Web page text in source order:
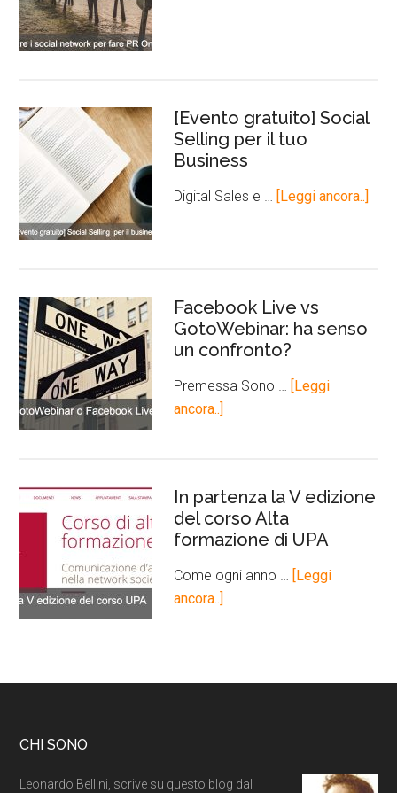
[Evento gratuito] Social
Selling per il tuo
Business
Digital Sales e … [Leggi ancora..]
Facebook Live vs
GotoWebinar: ha senso
un confronto?
Premessa Sono …
[Leggi
ancora..]
In partenza la V edizione
del corso Alta
formazione di UPA
Come ogni anno …
[Leggi
ancora..]
CHI SONO
Leonardo Bellini, scrive su questo blog dal